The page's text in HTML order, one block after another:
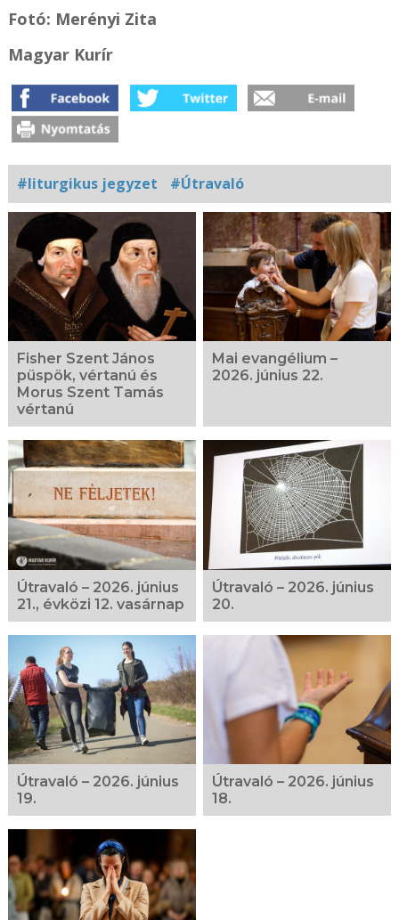
Fotó: Merényi Zita
Magyar Kurír
#liturgikus jegyzet #Útravaló
Kapcsolódó
fotógaléria
Fisher Szent János
püspök, vértanú és
Morus Szent Tamás
vértanú
Mai evangélium –
2026. június 22.
Útravaló – 2026. június
21., évközi 12. vasárnap
Útravaló – 2026. június
20.
Útravaló – 2026. június
19.
Útravaló – 2026. június
18.